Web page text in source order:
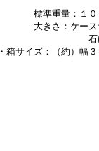
標準重量：１
大きさ：ケー
石けん
・箱サイズ：（約）幅